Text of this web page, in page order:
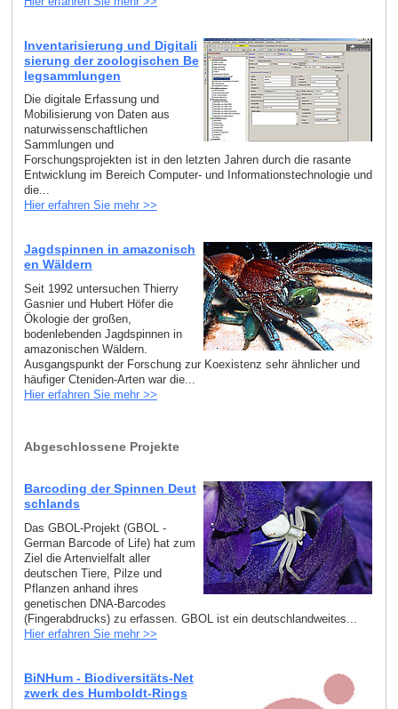
Inventarisierung und Digitali
sierung der zoologischen Be
legsammlungen
Die digitale Erfassung und
Mobilisierung von Daten aus
naturwissenschaftlichen
Sammlungen und
Forschungsprojekten ist in den letzten Jahren durch die rasante
Entwicklung im Bereich Computer- und Informationstechnologie und
die...
Hier erfahren Sie mehr >>
Jagdspinnen in amazonisch
en Wäldern
Seit 1992 untersuchen Thierry
Gasnier und Hubert Höfer die
Ökologie der großen,
bodenlebenden Jagdspinnen in
amazonischen Wäldern.
Ausgangspunkt der Forschung zur Koexistenz sehr ähnlicher und
häufiger Cteniden-Arten war die...
Hier erfahren Sie mehr >>
Abgeschlossene Projekte
Barcoding der Spinnen Deut
schlands
Das GBOL-Projekt (GBOL -
German Barcode of Life) hat zum
Ziel die Artenvielfalt aller
deutschen Tiere, Pilze und
Pflanzen anhand ihres
genetischen DNA-Barcodes
(Fingerabdrucks) zu erfassen. GBOL ist ein deutschlandweites...
Hier erfahren Sie mehr >>
BiNHum - Biodiversitäts-Net
zwerk des Humboldt-Rings